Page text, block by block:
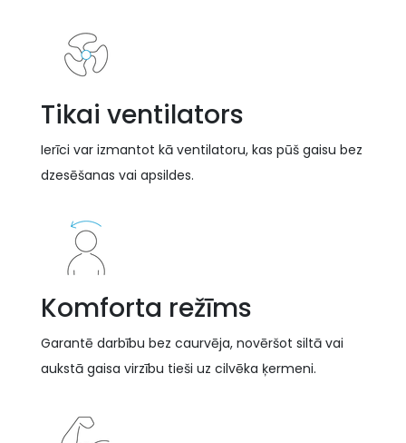
Tikai ventilators
Ierīci var izmantot kā ventilatoru, kas pūš gaisu bez
dzesēšanas vai apsildes.
Komforta režīms
Garantē darbību bez caurvēja, novēršot siltā vai
aukstā gaisa virzību tieši uz cilvēka ķermeni.